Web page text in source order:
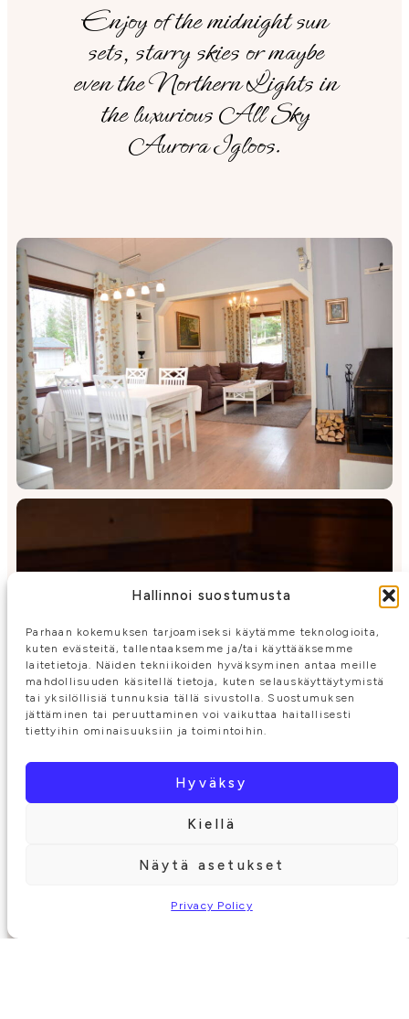
Hallinnoi suostumusta
Parhaan kokemuksen tarjoamiseksi käytämme teknologioita,
kuten evästeitä, tallentaaksemme ja/tai käyttääksemme
laitetietoja. Näiden tekniikoiden hyväksyminen antaa meille
mahdollisuuden käsitellä tietoja, kuten selauskäyttäytymistä
tai yksilöllisiä tunnuksia tällä sivustolla. Suostumuksen
jättäminen tai peruuttaminen voi vaikuttaa haitallisesti
tiettyihin ominaisuuksiin ja toimintoihin.
Hyväksy
Kiellä
Näytä asetukset
Privacy Policy
Enjoy of the midnight sun
sets, starry skies or maybe
even the Northern Lights in
the luxurious All Sky
Aurora Igloos.